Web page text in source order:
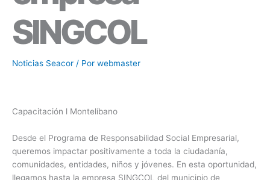
SINGCOL
Noticias Seacor / Por webmaster
Capacitación l Montelíbano
Desde el Programa de Responsabilidad Social Empresarial,
queremos impactar positivamente a toda la ciudadanía,
comunidades, entidades, niños y jóvenes. En esta oportunidad,
llegamos hasta la empresa SINGCOL del municipio de